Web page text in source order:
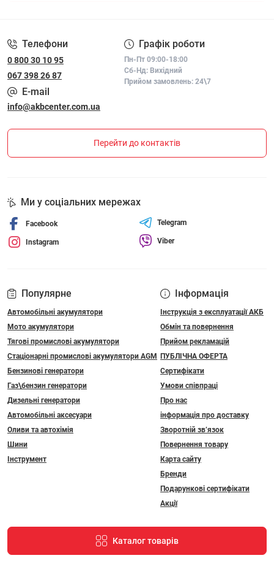
Телефони
0 800 30 10 95
067 398 26 87
Графік роботи
Пн-Пт 09:00-18:00
Сб-Нд: Вихідний
Прийом замовлень: 24\7
E-mail
info@akbcenter.com.ua
Перейти до контактів
Популярне
Автомобільні акумулятори
Мото акумулятори
Тягові промислові акумулятори
Стаціонарні промислові акумулятори АGM
Бензинові генератори
Газ\бензин генератори
Дизельні генератори
Автомобільні аксесуари
Оливи та автохімія
Шини
Інструмент
Інформація
Інструкція з експлуатації АКБ
Обмін та повернення
Прийом рекламацій
ПУБЛІЧНА ОФЕРТА
Сертифікати
Умови співпраці
Про нас
інформація про доставку
Зворотній зв’язок
Повернення товару
Карта сайту
Бренди
Подарункові сертифікати
Акції
Каталог товарів
Ми у соціальних мережах
Facebook
Instagram
Telegram
Viber